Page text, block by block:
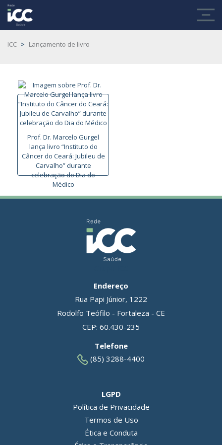
ICC > Lançamento de livro
Prof. Dr. Marcelo Gurgel
lança livro “Instituto do
Câncer do Ceará: Jubileu de
Carvalho” durante
celebração do Dia do
Médico
Endereço
Rua Papi Júnior, 1222
Rodolfo Teófilo - Fortaleza - CE
CEP: 60.430-235
Telefone
(85) 3288-4400
LGPD
Política de Privacidade
Termos de Uso
Ética e Conduta